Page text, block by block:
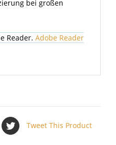
bei großen
Reader. Adobe Reader
Tweet This Product